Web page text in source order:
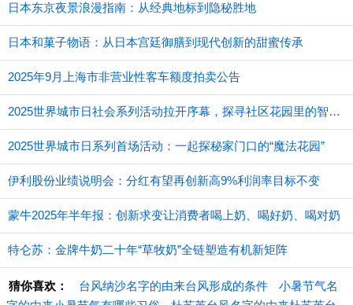
日本东京夜景浪漫指南：从经典地标到隐秘胜地
日本和菓子物语：从日本宫廷御膳到现代创新的甜蜜传承
2025年9月上海市非营业性客车额度拍卖公告
2025世界城市日社会系列活动拉开序幕，探寻社区花园里的智慧应用
2025世界城市日系列首场活动：一起探秘家门口的“魔法花园”
伊利股份业绩说明会：分红有望再创新高9%利润率目标不变
蒙牛2025年半年报：创新求变让消费者喝上奶、喝好奶、喝对奶
特仑苏：金牌牛奶二十年“草牧奶”全链塑造有机新矩阵
猜你喜欢： 台风纳沙名字的由来台风形成的条件
小暑节气名